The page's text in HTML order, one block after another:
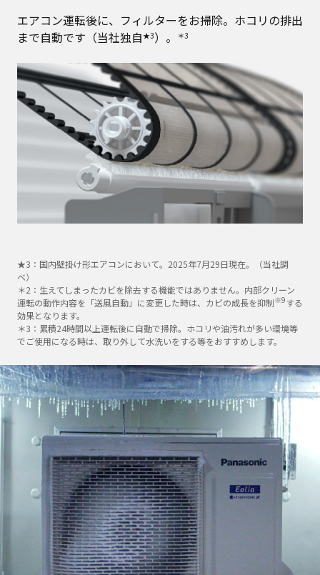
エアコン運転後に、フィルターをお掃除。ホコリの排出
まで自動です（当社独自★3）。 ＊3
★3：国内壁掛け形エアコンにおいて。2025年7月29日現在。（当社調
べ）
＊2：生えてしまったカビを除去する機能ではありません。内部クリーン
運転の動作内容を「送風自動」に変更した時は、カビの成長を抑制※9する
効果となります。
＊3：累積24時間以上運転後に自動で掃除。ホコリや油汚れが多い環境等
でご使用になる時は、取り外して水洗いをする等をおすすめします。